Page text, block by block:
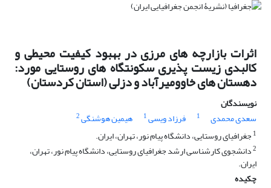
اثرات بازارچه های مرزی در بهبود کیفیت محیطی و
کالبدی زیست پذیری سکونتگاه های روستایی مورد:
دهستان های خاوومیرآباد و دزلی (استان کردستان)
نویسندگان
سعدی محمدی
1 فرزاد ویسی1 هیمین هوشنگی2
1 جغرافیای روستایی، دانشگاه پیام نور، تهران، ایران.
2دانشجوی کارشناسی ارشد جغرافیای روستایی، دانشگاه پیام نور، تهران،
ایران.
چکیده